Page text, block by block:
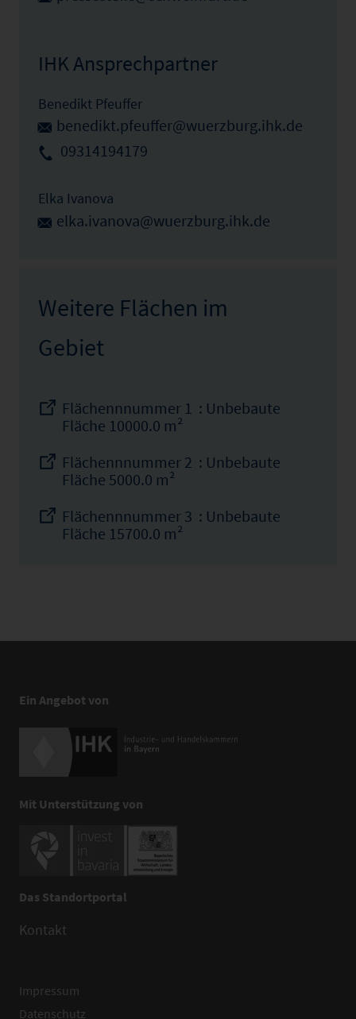
IHK Ansprechpartner
Benedikt Pfeuffer
benedikt.pfeuffer@wuerzburg.ihk.de
09314194179
Elka Ivanova
elka.ivanova@wuerzburg.ihk.de
Weitere Flächen im
Gebiet
Flächennnummer 1 : Unbebaute
Fläche 10000.0 m²
Flächennnummer 2 : Unbebaute
Fläche 5000.0 m²
Flächennnummer 3 : Unbebaute
Fläche 15700.0 m²
Ein Angebot von
Mit Unterstützung von
Das Standortportal
Kontakt
Impressum
Datenschutz